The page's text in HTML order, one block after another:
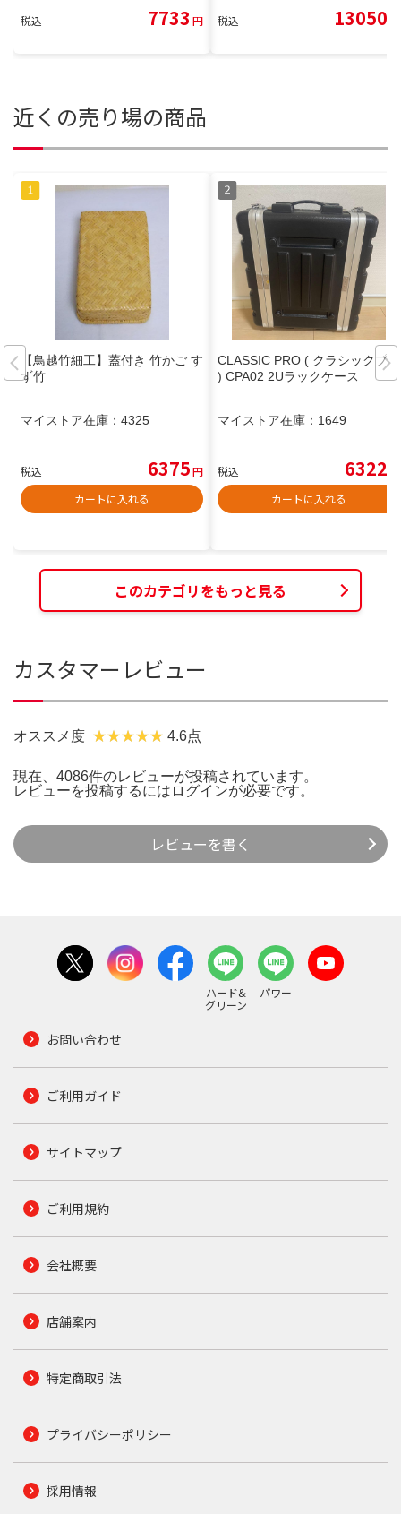
税込 7733 円 税込 13050
近くの売り場の商品
【鳥越竹細工】蓋付き 竹かご す
ず竹
マイストア在庫： 4325
税込 6375円
カートに入れる
CLASSIC PRO ( クラシックプロ
) CPA02 2Uラックケース
マイストア在庫： 1649
税込 6322
カートに入れる
このカテゴリをもっと見る
カスタマーレビュー
オススメ度 4.6点
現在、4086件のレビューが投稿されています。
レビューを投稿するには ログインが必要です。
レビューを書く
ハード&
グリーン
パワー
お問い合わせ
ご利用ガイド
サイトマップ
ご利用規約
会社概要
店舗案内
特定商取引法
プライバシーポリシー
採用情報